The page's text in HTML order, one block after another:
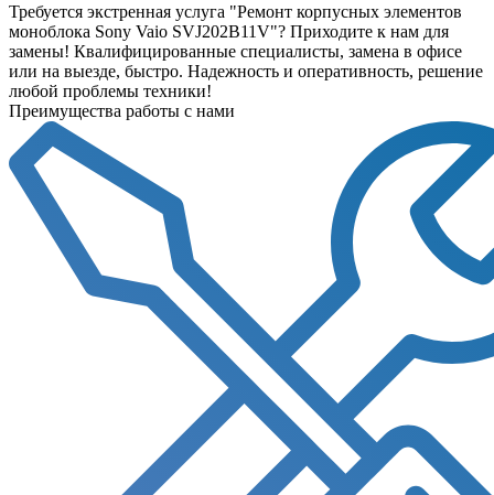
Требуется экстренная услуга "Ремонт корпусных элементов
моноблока Sony Vaio SVJ202B11V"? Приходите к нам для
замены! Квалифицированные специалисты, замена в офисе
или на выезде, быстро. Надежность и оперативность, решение
любой проблемы техники!
Преимущества работы с нами